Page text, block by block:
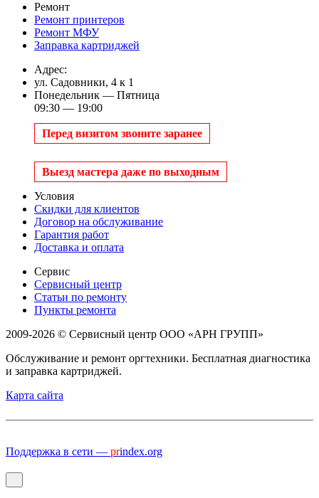
Ремонт
Ремонт принтеров
Ремонт МФУ
Заправка картриджей
Адрес:
ул. Садовники, 4 к 1
Понедельник — Пятница
09:30 — 19:00
Перед визитом звоните заранее
Выезд мастера даже по выходным
Условия
Скидки для клиентов
Договор на обслуживание
Гарантия работ
Доставка и оплата
Сервис
Сервисный центр
Статьи по ремонту
Пункты ремонта
2009-2026 © Сервисный центр ООО «АРН ГРУПП»
Обслуживание и ремонт оргтехники. Бесплатная диагностика
и заправка картриджей.
Карта сайта
Поддержка в сети — prindex.org